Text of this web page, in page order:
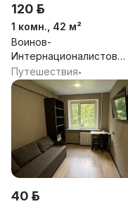
120 р.
1 комн., 42 м²
Воинов-
Интернационалистов
ул, 4, Витебск,
Витебская обл.
Путешествия•
40 р.